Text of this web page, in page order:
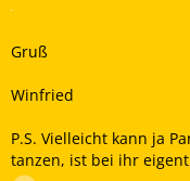
Gruß
Winfried
P.S. Vielleicht kann ja
tanzen, ist bei ihr